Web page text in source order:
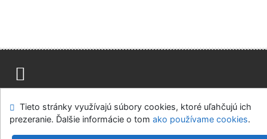
Modul OpenSearch
Napíšte nám Nastavenie cookies
Tieto stránky využívajú súbory cookies, ktoré uľahčujú ich
prezeranie. Ďalšie informácie o tom ako používame cookies.